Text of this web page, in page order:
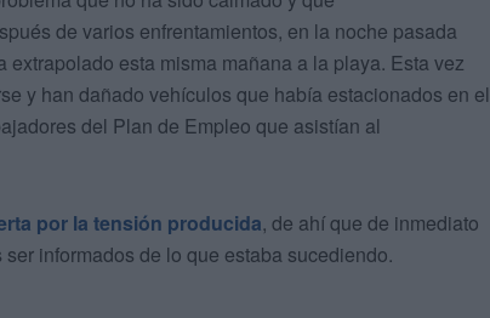
de varios enfrentamientos, en la noche pasada
esta misma mañana a la playa. Esta vez
y han dañado vehículos que había estacionados en el
del Plan de Empleo que asistían al
por la tensión producida, de ahí que de inmediato
informados de lo que estaba sucediendo.